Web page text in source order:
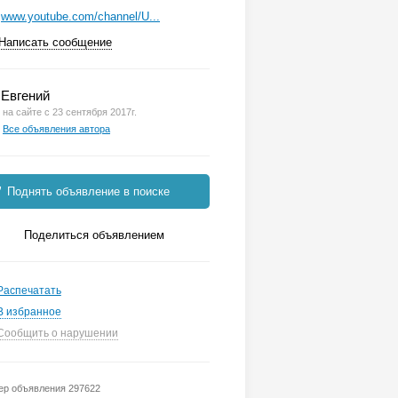
www.youtube.com/channel/U...
сообщение
на сайте с 23 сентября 2017г.
Все объявления автора
Поднять объявление в поиске
Поделиться объявлением
избранное
о нарушении
объявления 297622